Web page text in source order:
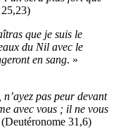
25,23)
que je suis le
du Nil avec le
en sang. »
pas peur devant
avec vous ; il ne vous
31,6)